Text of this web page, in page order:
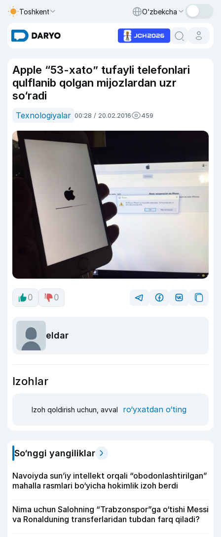
Toshkent O‘zbekcha
Apple “53-xato” tufayli telefonlari
qulflanib qolgan mijozlardan uzr
so‘radi
Texnologiyalar 00:28 / 20.02.2016 459
0 0
eldar
Izohlar
Izoh qoldirish uchun, avval ro‘yxatdan o‘ting
So‘nggi yangiliklar
Navoiyda sun’iy intellekt orqali “obodonlashtirilgan”
mahalla rasmlari bo‘yicha hokimlik izoh berdi
Nima uchun Salohning “Trabzonspor”ga o‘tishi Messi
va Ronalduning transferlaridan tubdan farq qiladi?